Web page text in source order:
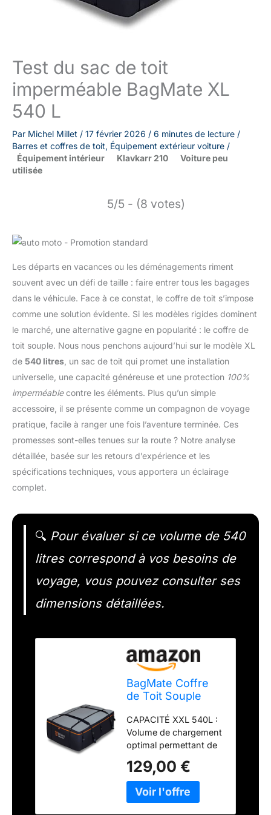
Test du sac de toit
imperméable BagMate XL
540 L
Par Michel Millet / 17 février 2026 / 6 minutes de lecture /
Barres et coffres de toit, Équipement extérieur voiture /
Équipement intérieur
Klavkarr 210
Voiture peu
utilisée
5/5 - (8 votes)
Les départs en vacances ou les déménagements riment
souvent avec un défi de taille : faire entrer tous les bagages
dans le véhicule. Face à ce constat, le coffre de toit s’impose
comme une solution évidente. Si les modèles rigides dominent
le marché, une alternative gagne en popularité : le coffre de
toit souple. Nous nous penchons aujourd’hui sur le modèle XL
de 540 litres , un sac de toit qui promet une installation
universelle, une capacité généreuse et une protection 100%
imperméablecontre les éléments. Plus qu’un simple
accessoire, il se présente comme un compagnon de voyage
pratique, facile à ranger une fois l’aventure terminée. Ces
promesses sont-elles tenues sur la route ? Notre analyse
détaillée, basée sur les retours d’expérience et les
spécifications techniques, vous apportera un éclairage
complet.
🔍 Pour évaluer si ce volume de 540
litres correspond à vos besoins de
voyage, vous pouvez consulter ses
dimensions détaillées.
BagMate Coffre
de Toit Souple
Voiture 100%
Imperméable en
PVC 840D –
Installation avec
ou sans Barres de
Toit – Inclus Tapis
de Protection & 4
CAPACITÉ XXL 540L :
Volume de chargement
optimal permettant de
valises moyennes. Ce
coffre de toit souple
libère l'espace intérieur
129,00 €